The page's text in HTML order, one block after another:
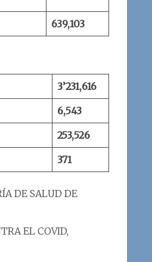
639,103
3’231,616
6,543
253,526
371
DE SALUD DE
EL COVID,